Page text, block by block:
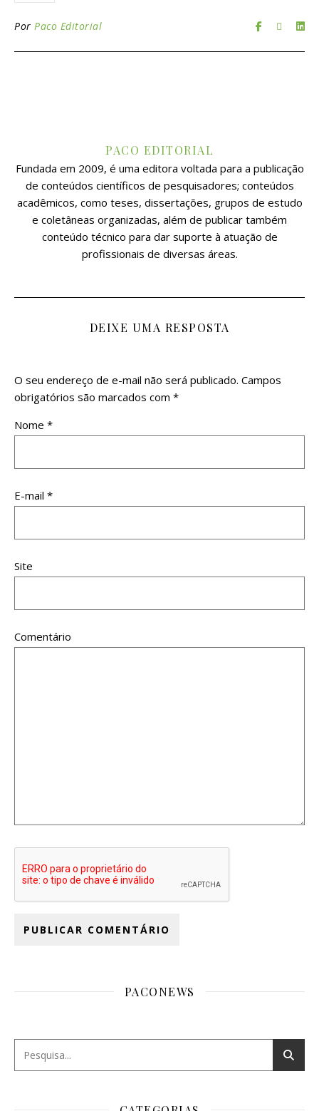
Por Paco Editorial
PACO EDITORIAL
Fundada em 2009, é uma editora voltada para a publicação
de conteúdos científicos de pesquisadores; conteúdos
acadêmicos, como teses, dissertações, grupos de estudo
e coletâneas organizadas, além de publicar também
conteúdo técnico para dar suporte à atuação de
profissionais de diversas áreas.
DEIXE UMA RESPOSTA
O seu endereço de e-mail não será publicado. Campos
obrigatórios são marcados com *
Nome *
E-mail *
Site
Comentário
PACONEWS